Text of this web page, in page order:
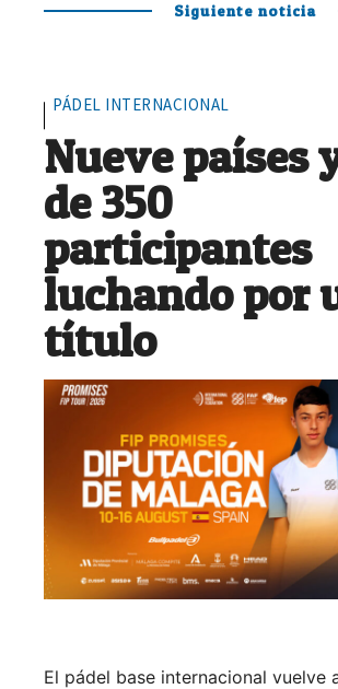
Siguiente noticia
PÁDEL INTERNACIONAL
Nueve países
de 350
participantes
luchando por
título
El pádel base internacional vuelve